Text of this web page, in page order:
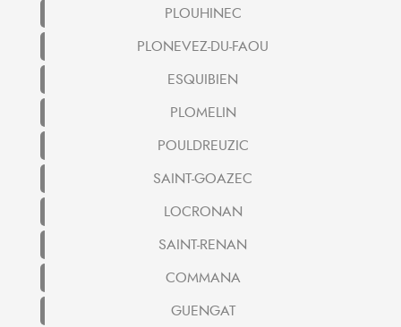
PLOUHINEC
PLONEVEZ-DU-FAOU
ESQUIBIEN
PLOMELIN
POULDREUZIC
SAINT-GOAZEC
LOCRONAN
SAINT-RENAN
COMMANA
GUENGAT